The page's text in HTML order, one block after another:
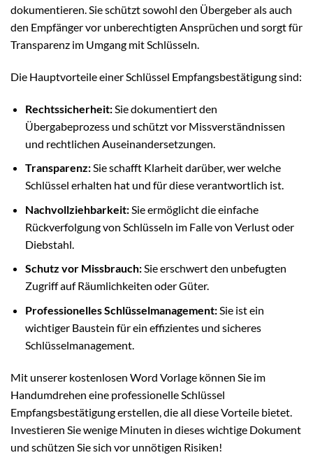
dokumentieren. Sie schützt sowohl den Übergeber als auch
den Empfänger vor unberechtigten Ansprüchen und sorgt für
Transparenz im Umgang mit Schlüsseln.
Die Hauptvorteile einer Schlüssel Empfangsbestätigung sind:
Rechtssicherheit:Sie dokumentiert den
Übergabeprozess und schützt vor Missverständnissen
und rechtlichen Auseinandersetzungen.
Transparenz:Sie schafft Klarheit darüber, wer welche
Schlüssel erhalten hat und für diese verantwortlich ist.
Nachvollziehbarkeit:Sie ermöglicht die einfache
Rückverfolgung von Schlüsseln im Falle von Verlust oder
Diebstahl.
Schutz vor Missbrauch:Sie erschwert den unbefugten
Zugriff auf Räumlichkeiten oder Güter.
Professionelles Schlüsselmanagement:Sie ist ein
wichtiger Baustein für ein effizientes und sicheres
Schlüsselmanagement.
Mit unserer kostenlosen Word Vorlage können Sie im
Handumdrehen eine professionelle Schlüssel
Empfangsbestätigung erstellen, die all diese Vorteile bietet.
Investieren Sie wenige Minuten in dieses wichtige Dokument
und schützen Sie sich vor unnötigen Risiken!